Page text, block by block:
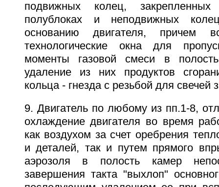
подвижных колец,
полублоках и неподвижных
основанию двигателя, причем
технологические окна для
моменты газовой смеси в
удаление из них продуктов
кольца - гнезда с резьбой для свечей
9. Двигатель по любому из пп.1-8,
охлаждение двигателя во время
как воздухом за счет оребрения
и деталей, так и путем прямого
аэрозоля в полость камер
завершения такта "выхлоп"